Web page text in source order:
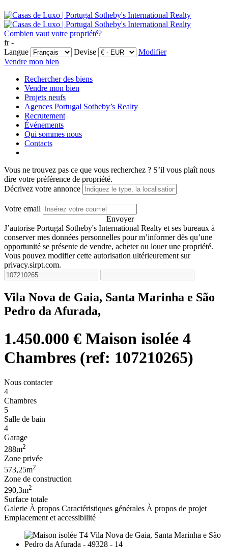
Combien vaut votre propriété?
fr -
Langue
Devise
Modifier
Vendre mon bien
Rechercher des biens
Vendre mon bien
Projets neufs
Agences Portugal Sotheby’s Realty
Recrutement
Événements
Qui sommes nous
Contacts
Vous ne trouvez pas ce que vous recherchez ? S’il vous plaît nous
dire votre préférence de propriété.
Décrivez votre annonce
Votre email
Envoyer
J’autorise Portugal Sotheby's International Realty et ses bureaux à
conserver mes données personnelles pour m’informer dès qu’une
opportunité se présente de vendre, acheter ou louer une propriété.
Vous pouvez modifier cette autorisation ultérieurement sur
privacy.sirpt.com.
Vila Nova de Gaia, Santa Marinha e São
Pedro da Afurada,
1.450.000 € Maison isolée 4
Chambres (ref: 107210265)
Nous contacter
4
Chambres
5
Salle de bain
4
Garage
288m2
Zone privée
573,25m2
Zone de construction
290,3m2
Surface totale
Galerie À propos Caractéristiques générales À propos de projet
Emplacement et accessibilité